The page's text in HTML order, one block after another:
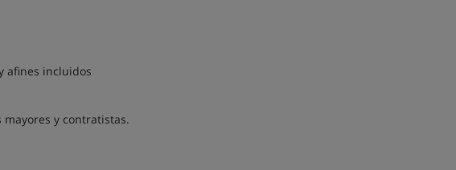
afines incluidos
y contratistas.